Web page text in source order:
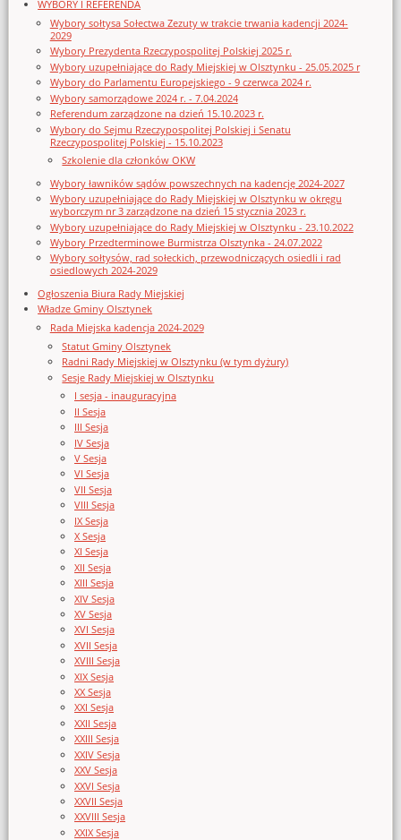
WYBORY I REFERENDA
Wybory sołtysa Sołectwa Zezuty w trakcie trwania kadencji 2024-
2029
Wybory Prezydenta Rzeczypospolitej Polskiej 2025 r.
Wybory uzupełniające do Rady Miejskiej w Olsztynku - 25.05.2025 r
Wybory do Parlamentu Europejskiego - 9 czerwca 2024 r.
Wybory samorządowe 2024 r. - 7.04.2024
Referendum zarządzone na dzień 15.10.2023 r.
Wybory do Sejmu Rzeczypospolitej Polskiej i Senatu
Rzeczypospolitej Polskiej - 15.10.2023
Szkolenie dla członków OKW
Wybory ławników sądów powszechnych na kadencję 2024-2027
Wybory uzupełniające do Rady Miejskiej w Olsztynku w okręgu
wyborczym nr 3 zarządzone na dzień 15 stycznia 2023 r.
Wybory uzupełniające do Rady Miejskiej w Olsztynku - 23.10.2022
Wybory Przedterminowe Burmistrza Olsztynka - 24.07.2022
Wybory sołtysów, rad sołeckich, przewodniczących osiedli i rad
osiedlowych 2024-2029
Ogłoszenia Biura Rady Miejskiej
Władze Gminy Olsztynek
Rada Miejska kadencja 2024-2029
Statut Gminy Olsztynek
Radni Rady Miejskiej w Olsztynku (w tym dyżury)
Sesje Rady Miejskiej w Olsztynku
I sesja - inauguracyjna
II Sesja
III Sesja
IV Sesja
V Sesja
VI Sesja
VII Sesja
VIII Sesja
IX Sesja
X Sesja
XI Sesja
XII Sesja
XIII Sesja
XIV Sesja
XV Sesja
XVI Sesja
XVII Sesja
XVIII Sesja
XIX Sesja
XX Sesja
XXI Sesja
XXII Sesja
XXIII Sesja
XXIV Sesja
XXV Sesja
XXVI Sesja
XXVII Sesja
XXVIII Sesja
XXIX Sesja